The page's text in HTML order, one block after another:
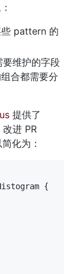
些 pattern 的
维护的字段
合都需要分
提供了
进 PR
化为：
{